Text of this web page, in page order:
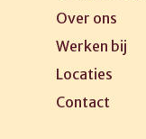
Over ons
Werken bij
Locaties
Contact